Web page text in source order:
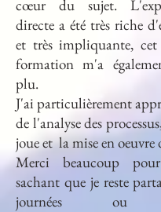
cœur du sujet.
directe a été très riche
et très impliquante,
formation m'a
plu.
J'ai particulièrement
de l'analyse des
joue et la mise en
Merci beaucoup
sachant que je reste
journées ou